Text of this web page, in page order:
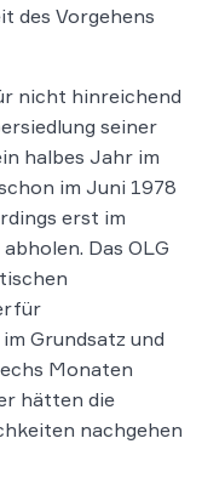
des Vorgehens
nicht hinreichend
seiner
halbes Jahr im
im Juni 1978
erst im
Das OLG
Grundsatz und
Monaten
hätten die
nachgehen